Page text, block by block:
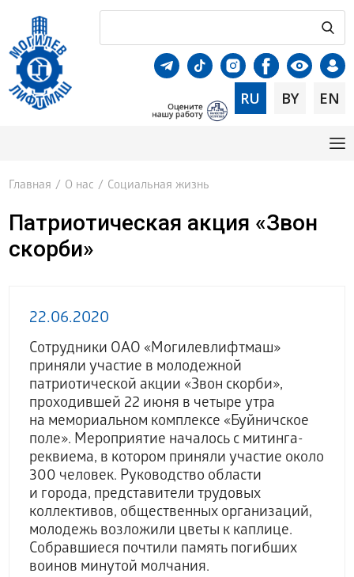
RU BY EN
Главная / О нас / Социальная жизнь
Патриотическая акция «Звон
скорби»
22.06.2020
Сотрудники ОАО «Могилевлифтмаш»
приняли участие в молодежной
патриотической акции «Звон скорби»,
проходившей 22 июня в четыре утра
на мемориальном комплексе «Буйничское
поле». Мероприятие началось с митинга-
реквиема, в котором приняли участие около
300 человек. Руководство области
и города, представители трудовых
коллективов, общественных организаций,
молодежь возложили цветы к каплице.
Собравшиеся почтили память погибших
воинов минутой молчания.